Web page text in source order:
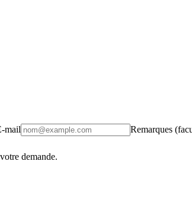
mail Remarques
demande.